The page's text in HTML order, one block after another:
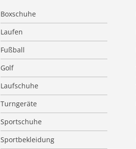
Boxschuhe
Laufen
Fußball
Golf
Laufschuhe
Turngeräte
Sportschuhe
Sportbekleidung